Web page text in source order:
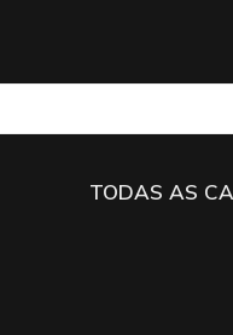
TODAS AS